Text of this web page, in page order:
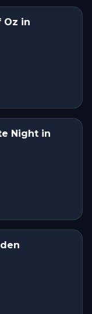
Oz in
Night in